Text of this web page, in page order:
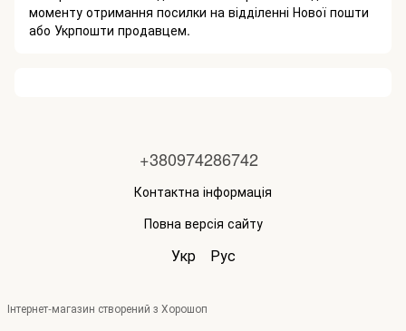
моменту отримання посилки на відділенні Нової пошти
або Укрпошти продавцем.
+380974286742
Контактна інформація
Повна версія сайту
Укр Рус
Інтернет-магазин створений з Хорошоп